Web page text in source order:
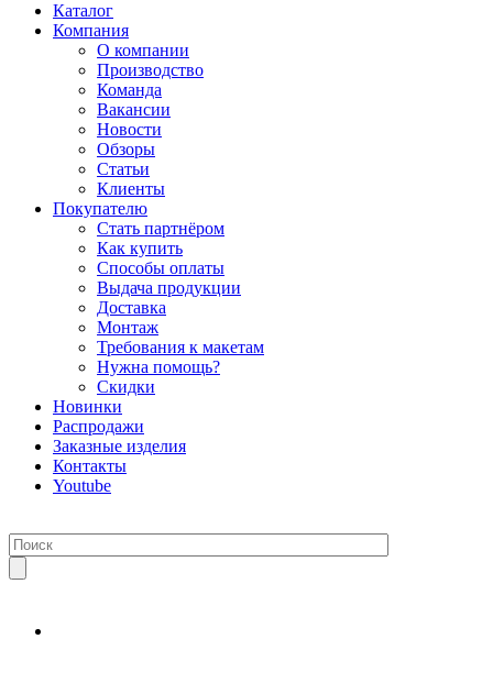
Каталог
Компания
О компании
Производство
Команда
Вакансии
Новости
Обзоры
Статьи
Клиенты
Покупателю
Стать партнёром
Как купить
Способы оплаты
Выдача продукции
Доставка
Монтаж
Требования к макетам
Нужна помощь?
Скидки
Новинки
Распродажи
Заказные изделия
Контакты
Youtube